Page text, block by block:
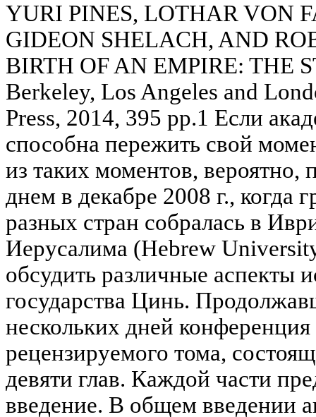
YURI PINES, LOTHAR VON
GIDEON SHELACH, AND
BIRTH OF AN EMPIRE: THE
Berkeley, Los Angeles and
Press, 2014, 395 pp.1 Если
способна пережить свой
из таких моментов,
днем в декабре 2008 г., когда
разных стран собралась в
Иерусалима (Hebrew
обсудить различные аспекты
государства Цинь.
нескольких дней
рецензируемого тома,
девяти глав. Каждой части
введение. В общем введении